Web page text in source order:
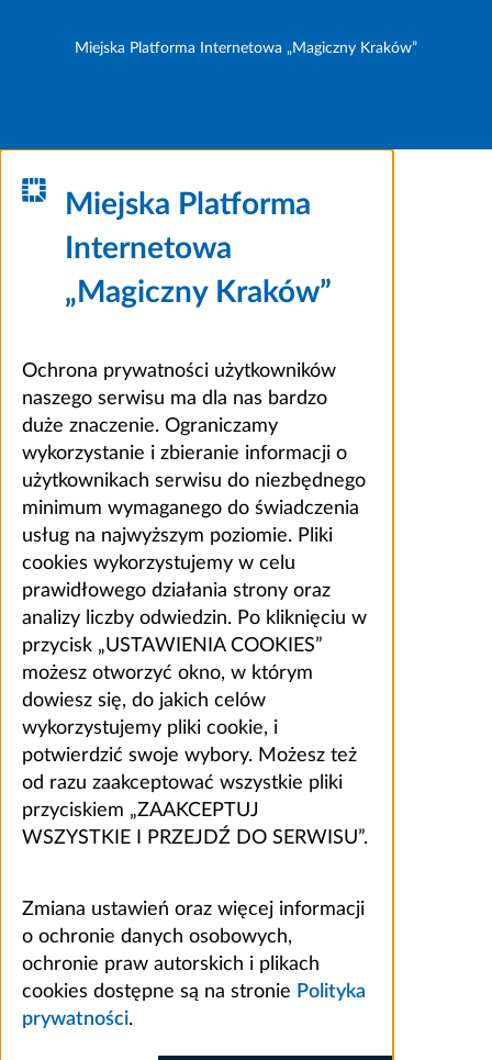
Miejska Platforma Internetowa „Magiczny Kraków”
Miejska Platforma
Internetowa
„Magiczny Kraków”
Ochrona prywatności użytkowników
naszego serwisu ma dla nas bardzo
duże znaczenie. Ograniczamy
wykorzystanie i zbieranie informacji o
użytkownikach serwisu do niezbędnego
minimum wymaganego do świadczenia
usług na najwyższym poziomie. Pliki
cookies wykorzystujemy w celu
prawidłowego działania strony oraz
analizy liczby odwiedzin. Po kliknięciu w
przycisk „USTAWIENIA COOKIES”
możesz otworzyć okno, w którym
dowiesz się, do jakich celów
wykorzystujemy pliki cookie, i
potwierdzić swoje wybory. Możesz też
od razu zaakceptować wszystkie pliki
przyciskiem „ZAAKCEPTUJ
WSZYSTKIE I PRZEJDŹ DO SERWISU”.
Zmiana ustawień oraz więcej informacji
o ochronie danych osobowych,
ochronie praw autorskich i plikach
cookies dostępne są na stronie Polityka
prywatności.